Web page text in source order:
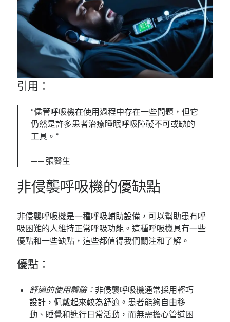
引用：
“儘管呼吸機在使用過程中存在一些問題，但它
仍然是許多患者治療睡眠呼吸障礙不可或缺的
工具。”
—— 張醫生
非侵襲呼吸機的優缺點
非侵襲呼吸機是一種呼吸輔助設備，可以幫助患有呼
吸困難的人維持正常呼吸功能。這種呼吸機具有一些
優點和一些缺點，這些都值得我們關注和了解。
優點：
舒適的使用體驗： 非侵襲呼吸機通常採用輕巧
設計，佩戴起來較為舒適。患者能夠自由移
動、睡覺和進行日常活動，而無需擔心管道困